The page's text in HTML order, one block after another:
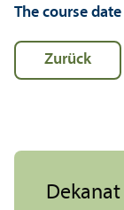
The course
Zurück